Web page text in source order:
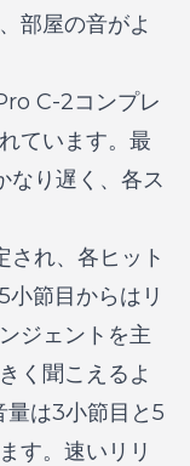
部屋の音がよ
C-2コンプレ
ています。最
なり遅く、各ス
され、各ヒット
節目からはリ
ジェントを主
く聞こえるよ
量は3小節目と5
す。速いリリ